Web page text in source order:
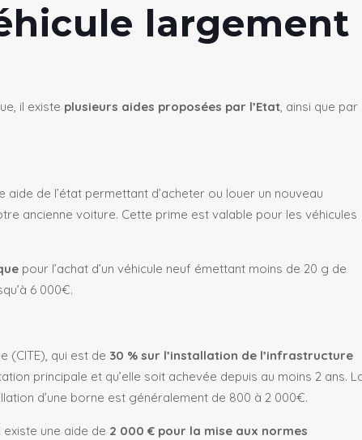
largement
il existe plusieurs aides proposées par l’Etat, ainsi que par
aide de l’état permettant d’acheter ou louer un nouveau
ancienne voiture. Cette prime est valable pour lesvéhicules
pour l’achat d’unvéhicule neuf émettant moins de 20 g de
6 000€.
(CITE), qui est de 30 % sur l’installation de l’infrastructure
principale et qu’elle soit achevée depuis au moins 2 ans.
d’une borne est généralement de 800 à 2 000€.
existe une aide de 2 000 € pour la mise aux normes